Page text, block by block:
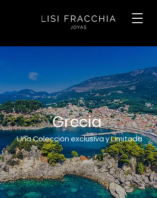
Grecia
Una Colección exclusiva y Limitada